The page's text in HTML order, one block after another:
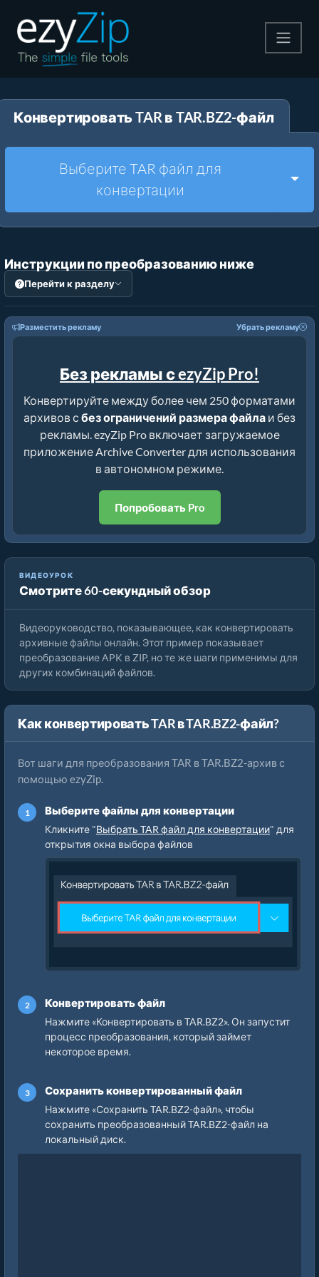
Pаспаковывайте
Другие инструменты
Конвертировать TAR в TAR.BZ2-файл
Выберите TAR файл для
конвертации
Инструкции по преобразованию ниже
Перейти к разделу
Разместить рекламу Убрать рекламу
Без рекламы с ezyZip Pro!
Конвертируйте между более чем 250 форматами
архивов с без ограничений размера файла и без
рекламы. ezyZip Pro включает загружаемое
приложение Archive Converter для использования
в автономном режиме.
Попробовать Pro
ВИДЕОУРОК
Смотрите 60-секундный обзор
Как конвертировать архивные файлы с помощью ezyZip
Видеоруководство, показывающее, как конвертировать
архивные файлы онлайн. Этот пример показывает
преобразование APK в ZIP, но те же шаги применимы для
других комбинаций файлов.
Как конвертировать TAR в TAR.BZ2-файл?
Вот шаги для преобразования TAR в TAR.BZ2-архив с
помощью ezyZip.
Выберите файлы для конвертации
Кликните "Выбрать TAR файл для конвертации" для
открытия окна выбора файлов
Конвертировать файл
Нажмите «Конвертировать в TAR.BZ2». Он запустит
процесс преобразования, который займет
некоторое время.
Сохранить конвертированный файл
Нажмите «Сохранить TAR.BZ2-файл», чтобы
сохранить преобразованный TAR.BZ2-файл на
локальный диск.